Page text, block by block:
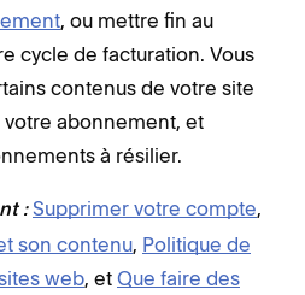
, ou mettre fin au
cycle de facturation. Vous
contenus de votre site
abonnement, et
à résilier.
:Supprimer votre compte,
son contenu, Politique de
web, et Que faire des